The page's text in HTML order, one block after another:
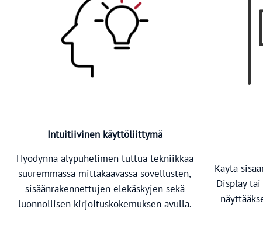
Intuitiivinen käyttöliittymä
Hyödynnä älypuhelimen tuttua tekniikkaa
suuremmassa mittakaavassa sovellusten,
sisäänrakennettujen elekäskyjen sekä
luonnollisen kirjoituskokemuksen avulla.
Käytä
Display